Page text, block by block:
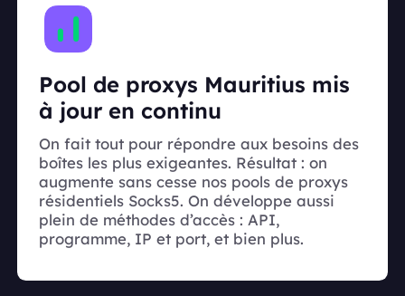
Pool de proxys Mauritius mis
à jour en continu
On fait tout pour répondre aux besoins des
boîtes les plus exigeantes. Résultat : on
augmente sans cesse nos pools de proxys
résidentiels Socks5. On développe aussi
plein de méthodes d’accès : API,
programme, IP et port, et bien plus.